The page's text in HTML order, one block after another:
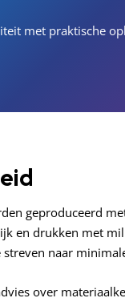
met praktische
geproduceerd
en drukken met
naar
over